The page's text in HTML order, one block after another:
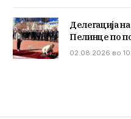
Делегација
Пелинце по
02.08.2026 во